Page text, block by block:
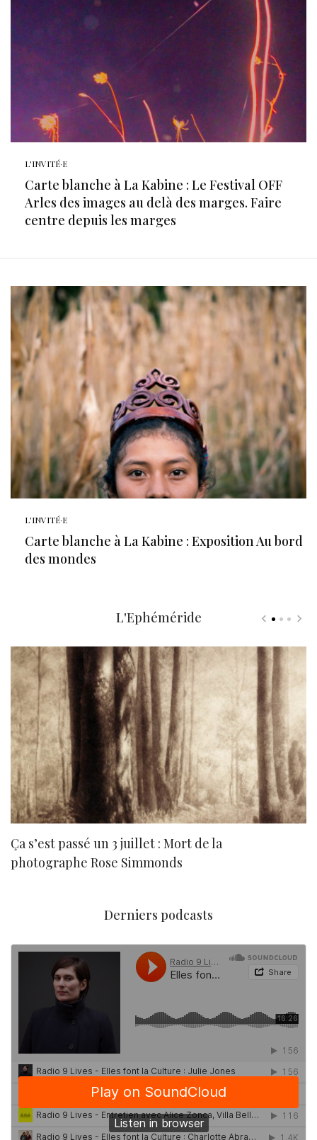
L'INVITÉ·E
Carte blanche à La Kabine : Le Festival OFF
Arles des images au delà des marges. Faire
centre depuis les marges
L'INVITÉ·E
Carte blanche à La Kabine : Exposition Au bord
des mondes
L'Ephéméride
Ça s’est passé un 3 juillet : Mort de la
photographe Rose Simmonds
Derniers podcasts